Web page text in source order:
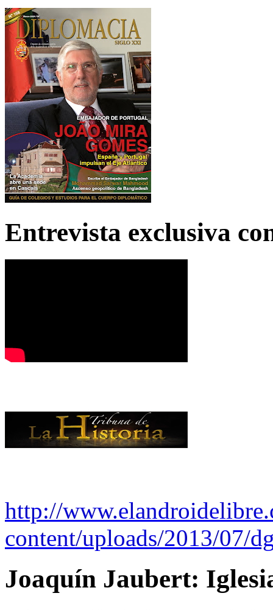
Entrevista exclusiva
http://
content/uploads/2013/07/
Joaquín Jaubert: